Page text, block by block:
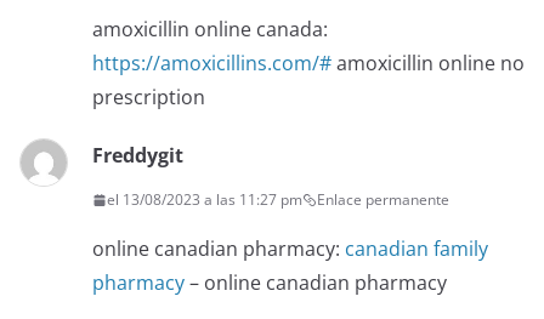
amoxicillin online canada:
https://amoxicillins.com/#amoxicillin online no
prescription
Freddygit
el 13/08/2023 a las 11:27 pm Enlace permanente
online canadian pharmacy: canadian family
pharmacy– online canadian pharmacy